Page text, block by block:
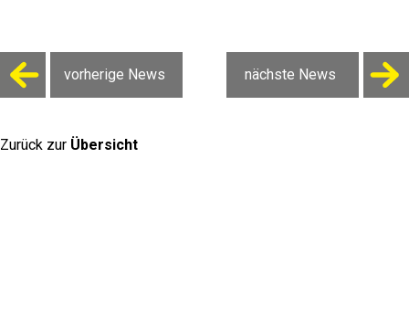
vorherige News nächste News
Zurück zur Übersicht